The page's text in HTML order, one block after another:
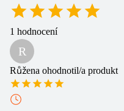
1 hodnocení
R
Růžena ohodnotil/a produkt